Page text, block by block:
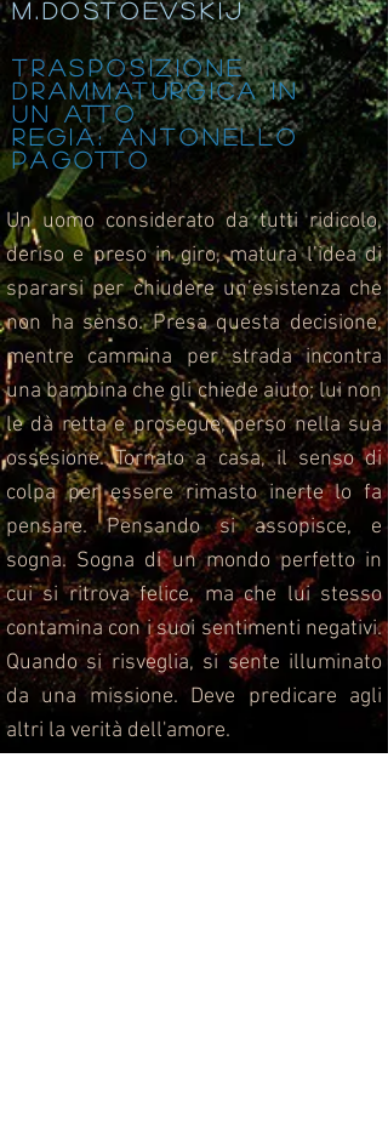
M.Dostoevskij
Trasposizione
drammaturgica in
un atto
Regia: Antonello
Pagotto
Un uomo considerato da tutti ridicolo,
deriso e preso in giro, matura l’idea di
spararsi per chiudere un’esistenza che
non ha senso. Presa questa decisione,
mentre cammina per strada incontra
una bambina che gli chiede aiuto; lui non
le dà retta e prosegue, perso nella sua
ossesione. Tornato a casa, il senso di
colpa per essere rimasto inerte lo fa
pensare. Pensando si assopisce, e
sogna. Sogna di un mondo perfetto in
cui si ritrova felice, ma che lui stesso
contamina con i suoi sentimenti negativi.
Quando si risveglia, si sente illuminato
da una missione. Deve predicare agli
altri la verità dell'amore.